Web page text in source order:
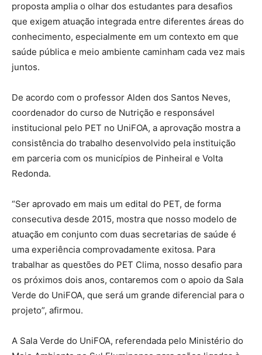
proposta amplia o olhar dos estudantes para desafios
que exigem atuação integrada entre diferentes áreas do
conhecimento, especialmente em um contexto em que
saúde pública e meio ambiente caminham cada vez mais
juntos.
De acordo com o professor Alden dos Santos Neves,
coordenador do curso de Nutrição e responsável
institucional pelo PET no UniFOA, a aprovação mostra a
consistência do trabalho desenvolvido pela instituição
em parceria com os municípios de Pinheiral e Volta
Redonda.
“Ser aprovado em mais um edital do PET, de forma
consecutiva desde 2015, mostra que nosso modelo de
atuação em conjunto com duas secretarias de saúde é
uma experiência comprovadamente exitosa. Para
trabalhar as questões do PET Clima, nosso desafio para
os próximos dois anos, contaremos com o apoio da Sala
Verde do UniFOA, que será um grande diferencial para o
projeto”, afirmou.
A Sala Verde do UniFOA, referendada pelo Ministério do